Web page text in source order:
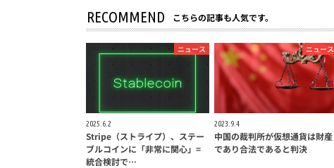
RECOMMEND こちらの記事も人気です。
ニュース
2025.6.2
Stripe（ストライプ）、ステー
ブルコインに「非常に関心」=
統合検討で…
ニュース
2023.9.4
中国の裁判所が仮想通貨は財産
であり合法であると判決